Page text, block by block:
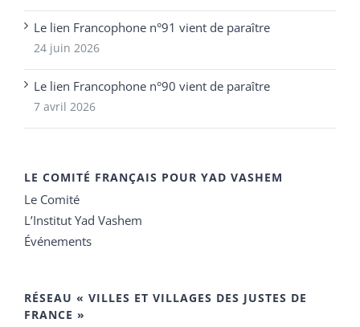
Le lien Francophone n°91 vient de paraître
24 juin 2026
Le lien Francophone n°90 vient de paraître
7 avril 2026
LE COMITÉ FRANÇAIS POUR YAD VASHEM
Le Comité
L’Institut Yad Vashem
Événements
RÉSEAU « VILLES ET VILLAGES DES JUSTES DE
FRANCE »